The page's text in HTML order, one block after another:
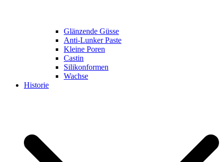
Glänzende Güsse
Anti-Lunker Paste
Kleine Poren
Castin
Silikonformen
Wachse
Historie